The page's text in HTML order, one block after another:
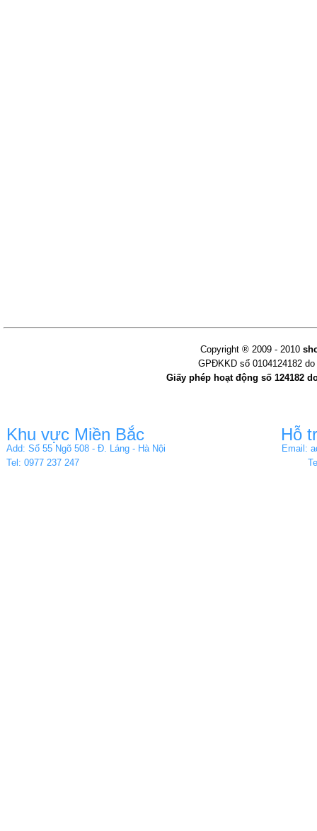
Copyright ® 2009 - 2010
GPĐKKD số 0104124182
Giấy phép hoạt động số 124182
Khu vực Miền Bắc
Add: Số 55 Ngõ 508 - Đ. Láng - Hà Nội
Tel: 0977 237 247
Hỗ
Email: